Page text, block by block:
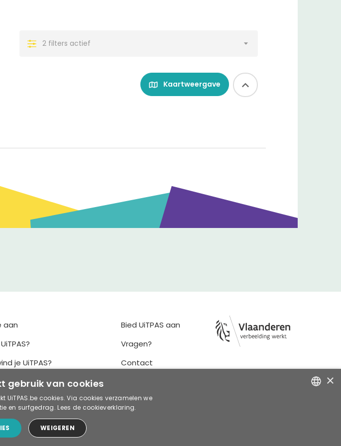
2 filters actief
Kaartweergave
aan
je UiTPAS?
ruilen
kopen
Bied UiTPAS aan
Vragen?
Contact
×
gebruik van cookies
UiTPAS.be cookies. Via cookies verzamelen we
en surfgedrag. Lees de cookieverklaring.
WEIGEREN